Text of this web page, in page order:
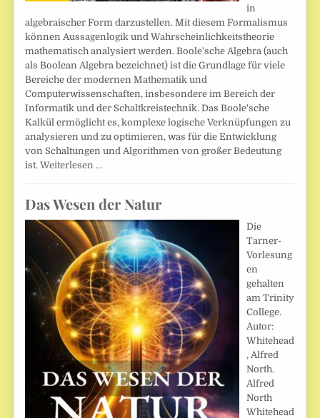
in
algebraischer Form darzustellen. Mit diesem Formalismus
können Aussagenlogik und Wahrscheinlichkeitstheorie
mathematisch analysiert werden. Boole'sche Algebra (auch
als Boolean Algebra bezeichnet) ist die Grundlage für viele
Bereiche der modernen Mathematik und
Computerwissenschaften, insbesondere im Bereich der
Informatik und der Schaltkreistechnik. Das Boole'sche
Kalkül ermöglicht es, komplexe logische Verknüpfungen zu
analysieren und zu optimieren, was für die Entwicklung
von Schaltungen und Algorithmen von großer Bedeutung
ist.Weiterlesen …
Das Wesen der Natur
Die
Tarner-
Vorlesung
en
gehalten
am Trinity
College.
Autor:
Whitehead
, Alfred
North.
Alfred
North
Whitehead